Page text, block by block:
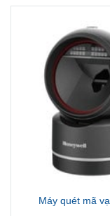
Máy quét mã